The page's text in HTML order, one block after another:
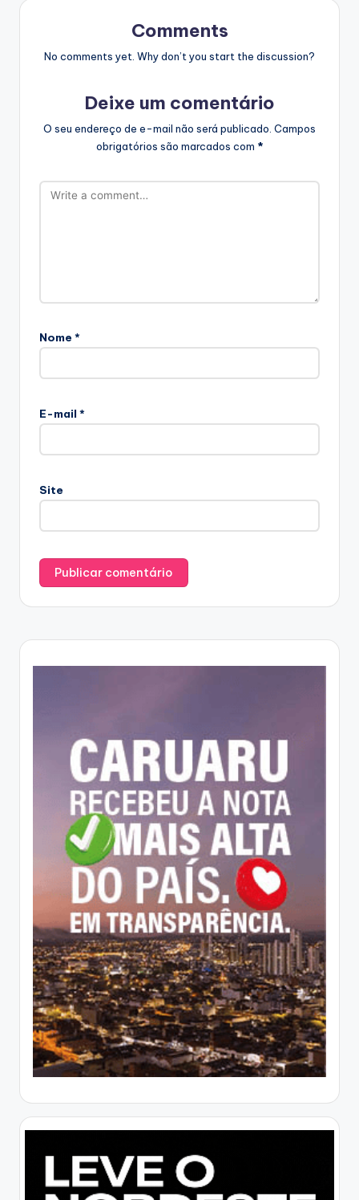
Comments
No comments yet. Why don’t you start the discussion?
Deixe um comentário
O seu endereço de e-mail não será publicado. Campos
obrigatórios são marcados com *
Nome *
E-mail *
Site